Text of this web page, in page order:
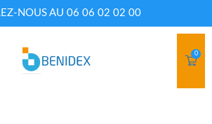
NOUS AU 06 06 02 02 00
0